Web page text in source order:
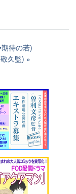
待の若)
久監)